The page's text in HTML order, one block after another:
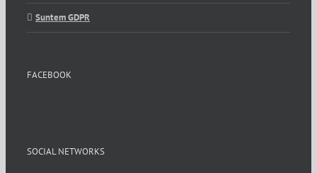
Suntem GDPR
FACEBOOK
SOCIAL NETWORKS